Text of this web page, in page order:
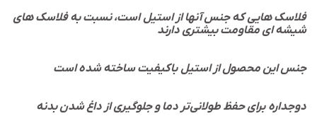
فلاسک هایی که جنس آنها از استیل است، نسبت به فلاسک های
شیشه ای مقاومت بیشتری دارند
جنس این محصول از استیل باکیفیت ساخته شده است
دوجداره برای حفظ طولانی‌تر دما و جلوگیری از داغ شدن بدنه